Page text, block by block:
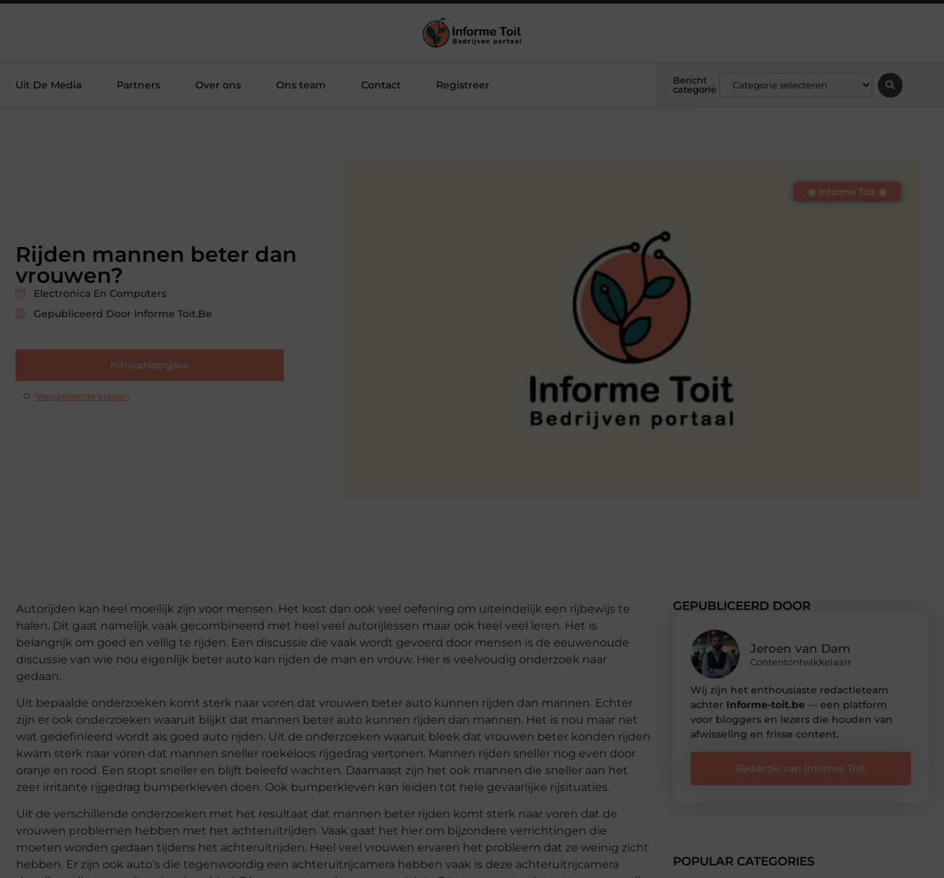
Uit De Media Partners Over ons Ons team Contact Registreer
Bericht
categorie
Rijden mannen beter dan
vrouwen?
Electronica En Computers
Gepubliceerd Door Informe Toit.be
Inhoudsopgave
Veelgestelde vragen
◉ Informe Toit ◉
Autorijden kan heel moeilijk zijn voor mensen. Het kost dan ook veel oefening om uiteindelijk een rijbewijs te
halen. Dit gaat namelijk vaak gecombineerd met heel veel autorijlessen maar ook heel veel leren. Het is
belangrijk om goed en veilig te rijden. Een discussie die vaak wordt gevoerd door mensen is de eeuwenoude
discussie van wie nou eigenlijk beter auto kan rijden de man en vrouw. Hier is veelvoudig onderzoek naar
gedaan.
Uit bepaalde onderzoeken komt sterk naar voren dat vrouwen beter auto kunnen rijden dan mannen. Echter
zijn er ook onderzoeken waaruit blijkt dat mannen beter auto kunnen rijden dan mannen. Het is nou maar net
wat gedefinieerd wordt als goed auto rijden. Uit de onderzoeken waaruit bleek dat vrouwen beter konden rijden
kwam sterk naar voren dat mannen sneller roekeloos rijgedrag vertonen. Mannen rijden sneller nog even door
oranje en rood. Een stopt sneller en blijft beleefd wachten. Daarnaast zijn het ook mannen die sneller aan het
zeer irritante rijgedrag bumperkleven doen. Ook bumperkleven kan leiden tot hele gevaarlijke rijsituaties.
Uit de verschillende onderzoeken met het resultaat dat mannen beter rijden komt sterk naar voren dat de
vrouwen problemen hebben met het achteruitrijden. Vaak gaat het hier om bijzondere verrichtingen die
moeten worden gedaan tijdens het achteruitrijden. Heel veel vrouwen ervaren het probleem dat ze weinig zicht
hebben. Er zijn ook auto’s die tegenwoordig een achteruitrijcamera hebben vaak is deze achteruitrijcamera
GEPUBLICEERD DOOR
Jeroen van Dam
Contentontwikkelaarr
Wij zijn het enthousiaste redactieteam
achter Informe-toit.be — een platform
voor bloggers en lezers die houden van
afwisseling en frisse content.
Redactie van Informe Toit
POPULAR CATEGORIES